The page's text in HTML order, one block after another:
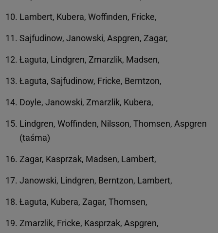
Lambert, Kubera, Woffinden, Fricke,
Sajfudinow, Janowski, Aspgren, Zagar,
Łaguta, Lindgren, Zmarzlik, Madsen,
Łaguta, Sajfudinow, Fricke, Berntzon,
Doyle, Janowski, Zmarzlik, Kubera,
Lindgren, Woffinden, Nilsson, Thomsen, Aspgren
(taśma)
Zagar, Kasprzak, Madsen, Lambert,
Janowski, Lindgren, Berntzon, Lambert,
Łaguta, Kubera, Zagar, Thomsen,
Zmarzlik, Fricke, Kasprzak, Aspgren,